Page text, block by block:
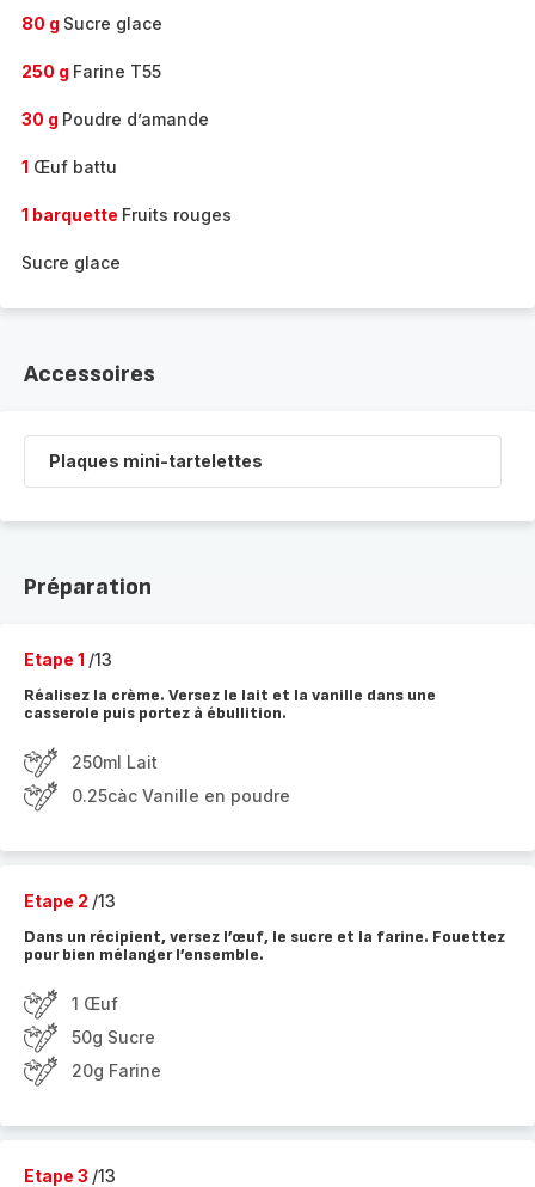
80 g Sucre glace
250 g Farine T55
30 g Poudre d’amande
1 Œuf battu
1 barquette Fruits rouges
Sucre glace
Accessoires
Plaques mini-tartelettes
Préparation
Etape 1 /13
Réalisez la crème. Versez le lait et la vanille dans une
casserole puis portez à ébullition.
250ml Lait
0.25càc Vanille en poudre
Etape 2 /13
Dans un récipient, versez l’œuf, le sucre et la farine. Fouettez
pour bien mélanger l’ensemble.
1 Œuf
50g Sucre
20g Farine
Etape 3 /13